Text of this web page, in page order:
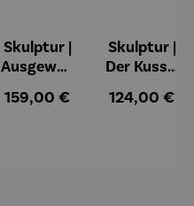
Skulptur |
Ausgewog
Gerard
Regulärer Preis:
159,00 €
Skulptur |
Der Kuss –
Regulärer
124,00 €